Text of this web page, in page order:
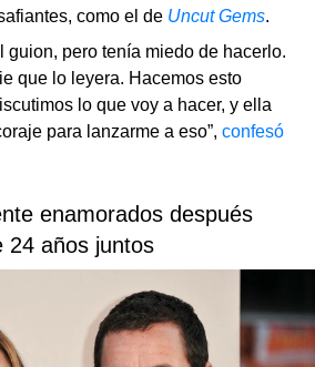
como el de Uncut Gems.
guion, pero tenía miedo de hacerlo.
que lo leyera. Hacemos esto
lo que voy a hacer, y ella
para lanzarme a eso”, confesó
enamorados después
24 años juntos